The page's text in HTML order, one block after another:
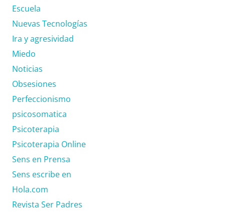
Escuela
Nuevas Tecnologías
Ira y agresividad
Miedo
Noticias
Obsesiones
Perfeccionismo
psicosomatica
Psicoterapia
Psicoterapia Online
Sens en Prensa
Sens escribe en
Hola.com
Revista Ser Padres